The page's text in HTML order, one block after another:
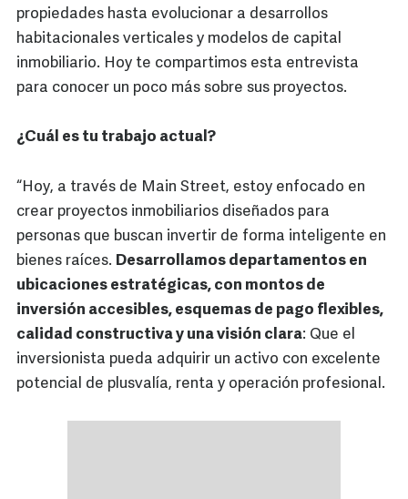
propiedades hasta evolucionar a desarrollos
habitacionales verticales y modelos de capital
inmobiliario. Hoy te compartimos esta entrevista
para conocer un poco más sobre sus proyectos.
¿Cuál es tu trabajo actual?
“Hoy, a través de Main Street, estoy enfocado en
crear proyectos inmobiliarios diseñados para
personas que buscan invertir de forma inteligente en
bienes raíces. Desarrollamos departamentos en
ubicaciones estratégicas, con montos de
inversión accesibles, esquemas de pago flexibles,
calidad constructiva y una visión clara: Que el
inversionista pueda adquirir un activo con excelente
potencial de plusvalía, renta y operación profesional.